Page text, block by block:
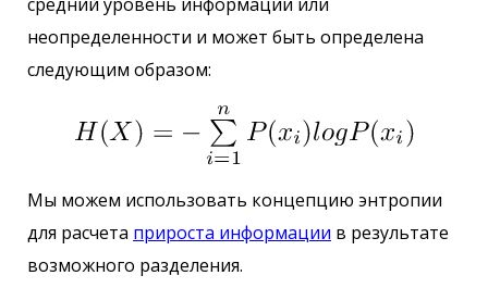
неопределенности и может быть определена
следующим образом:
Мы можем использовать концепцию энтропии
для расчета прироста информации в результате
возможного разделения.